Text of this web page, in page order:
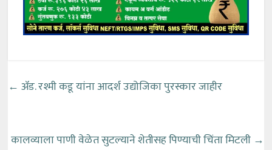
← ॲड. रश्मी कडू यांना आदर्श उद्योजिका पुरस्कार जाहीर
कालव्याला पाणी वेळेत सुटल्याने शेतीसह पिण्याची चिंता मिटली →